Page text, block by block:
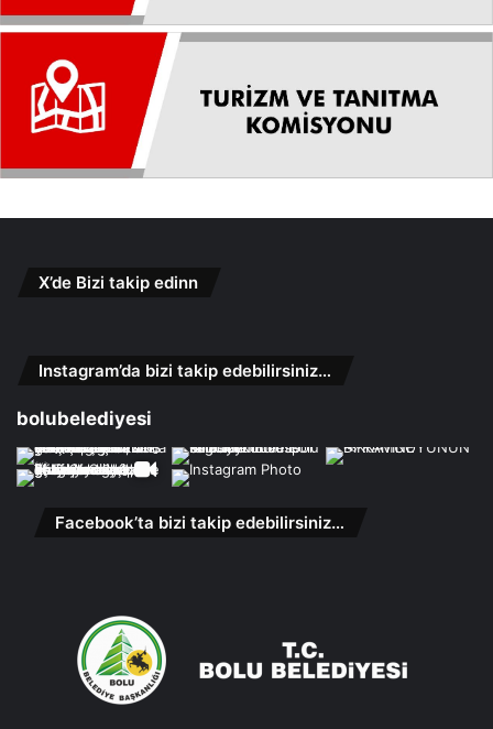
X’de Bizi takip edinn
Instagram’da bizi takip edebilirsiniz…
bolubelediyesi
Facebook’ta bizi takip edebilirsiniz…